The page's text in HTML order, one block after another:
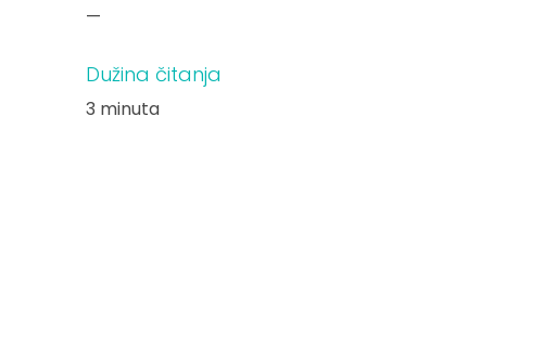
—
Dužina čitanja
3 minuta